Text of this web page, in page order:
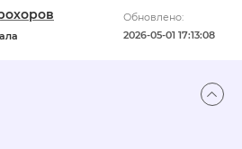
Обновлено:
2026-05-01 17:13:08